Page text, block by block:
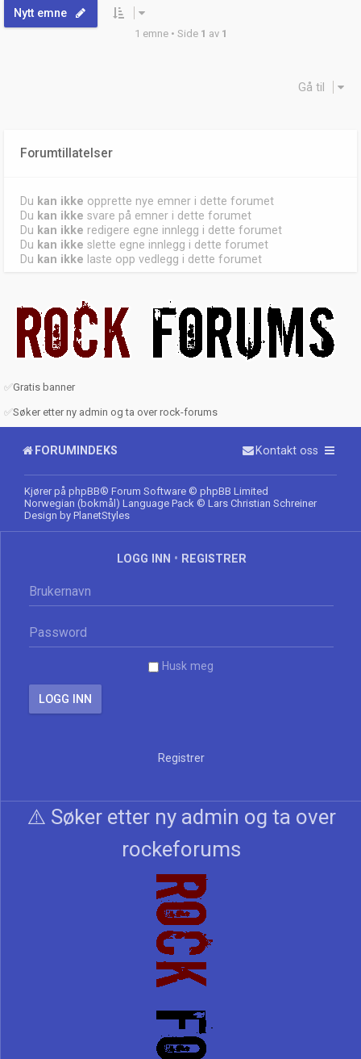
Nytt emne
1 emne • Side 1 av 1
Gå til
Forumtillatelser
Du kan ikke opprette nye emner i dette forumet
Du kan ikke svare på emner i dette forumet
Du kan ikke redigere egne innlegg i dette forumet
Du kan ikke slette egne innlegg i dette forumet
Du kan ikke laste opp vedlegg i dette forumet
✅Gratis banner
✅Søker etter ny admin og ta over rock-forums
FORUMINDEKS Kontakt oss
Kjører på phpBB® Forum Software © phpBB Limited
Norwegian (bokmål) Language Pack © Lars Christian Schreiner
Design by PlanetStyles
LOGG INN • REGISTRER
Husk meg
Registrer
⚠️ Søker etter ny admin og ta over
rockeforums